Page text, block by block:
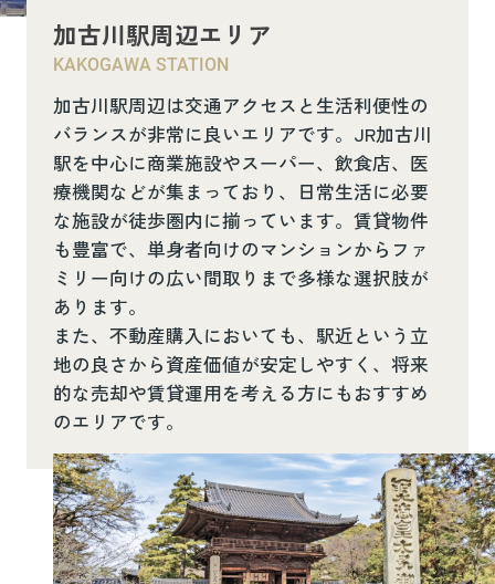
加古川駅周辺エリア
KAKOGAWA STATION
加古川駅周辺は交通アクセスと生活利便性の
バランスが非常に良いエリアです。JR加古川
駅を中心に商業施設やスーパー、飲食店、医
療機関などが集まっており、日常生活に必要
な施設が徒歩圏内に揃っています。賃貸物件
も豊富で、単身者向けのマンションからファ
ミリー向けの広い間取りまで多様な選択肢が
あります。
また、不動産購入においても、駅近という立
地の良さから資産価値が安定しやすく、将来
的な売却や賃貸運用を考える方にもおすすめ
のエリアです。